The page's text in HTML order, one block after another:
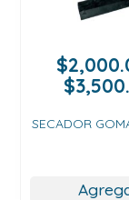
$
$
SECADOR